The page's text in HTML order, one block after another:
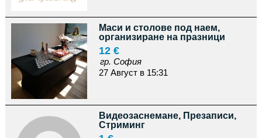
Маси и столове под наем,
организиране на празници
12 €
гр. София
27 Август в 15:31
Видеозаснемане, Презаписи,
Стриминг